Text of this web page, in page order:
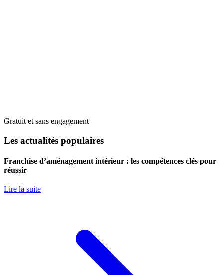
Gratuit et sans engagement
Les actualités populaires
Franchise d’aménagement intérieur : les compétences clés pour
réussir
Lire la suite